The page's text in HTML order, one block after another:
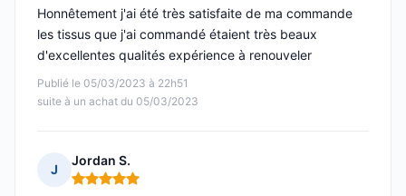
Publié le 05/03/2023 à 22h51
suite à un achat du 05/03/2023
Honnêtement j'ai été très satisfaite de ma commande
les tissus que j'ai commandé étaient très beaux
d'excellentes qualités expérience à renouveler
J
Jordan S.
Note : 5 sur 5